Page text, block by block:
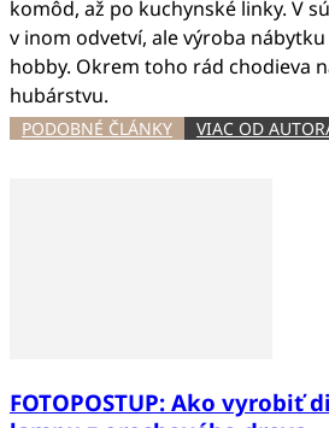
komôd, až po kuchynské linky. V
v inom odvetví, ale výroba
hobby. Okrem toho rád chodieva
hubárstvu.
PODOBNÉ ČLÁNKY VIAC OD
FOTOPOSTUP: Ako vyrobiť